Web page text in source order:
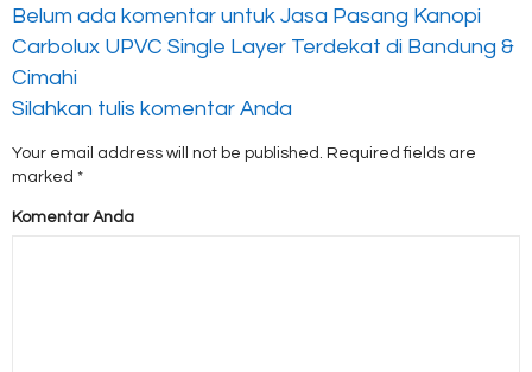
Belum ada komentar untuk Jasa Pasang Kanopi
Carbolux UPVC Single Layer Terdekat di Bandung &
Cimahi
Silahkan tulis komentar Anda
Your email address will not be published. Required fields are
marked *
Komentar Anda